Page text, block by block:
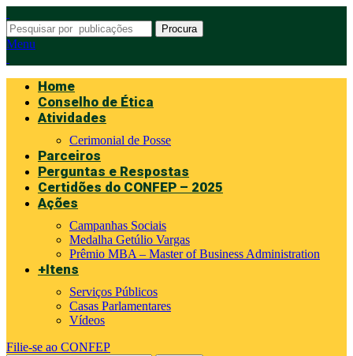
Procura
Menu
Home
Conselho de Ética
Atividades
Cerimonial de Posse
Parceiros
Perguntas e Respostas
Certidões do CONFEP – 2025
Ações
Campanhas Sociais
Medalha Getúlio Vargas
Prêmio MBA – Master of Business Administration
+Itens
Serviços Públicos
Casas Parlamentares
Vídeos
Filie-se ao CONFEP